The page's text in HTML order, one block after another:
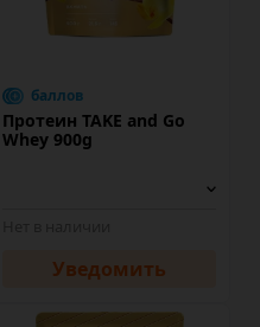
баллов
Протеин TAKE and Go
Whey 900g
Уведомить